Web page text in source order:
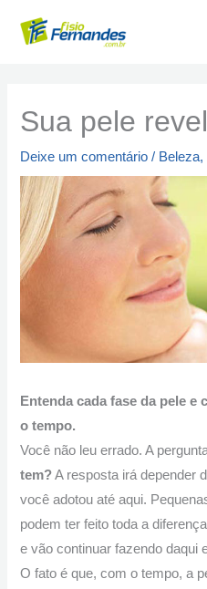
para
Sua pele
Deixe um comentário / Beleza,
Entenda cada fase da pele
o tempo.
Você não leu errado. A
tem?A resposta irá depender
você adotou até aqui.
podem ter feito toda a
e vão continuar fazendo daqui
O fato é que, com o tempo, a